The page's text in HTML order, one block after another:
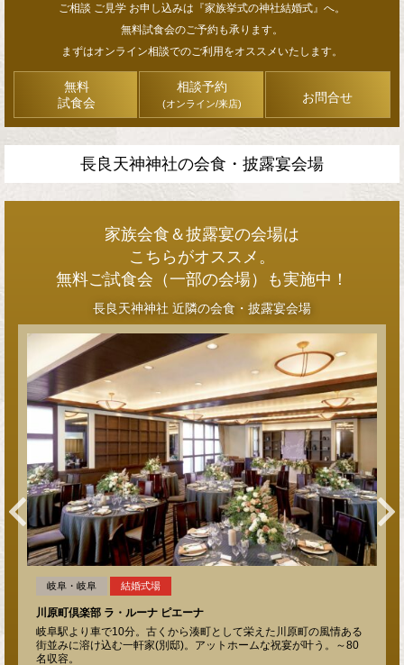
ご相談 ご見学 お申し込みは『家族挙式の神社結婚式』へ。
無料試食会のご予約も承ります。
まずはオンライン相談でのご利用をオススメいたします。
無料
試食会
相談予約
(オンライン/来店) お問合せ
長良天神神社の会食・披露宴会場
家族会食＆披露宴の会場は
こちらがオススメ。
無料ご試食会（一部の会場）も実施中！
長良天神神社 近隣の会食・披露宴会場
岐阜・岐阜 結婚式場
川原町倶楽部 ラ・ルーナ ピエーナ
岐阜駅より車で10分。古くから湊町として栄えた川原町の風情ある
街並みに溶け込む一軒家(別邸)。アットホームな祝宴が叶う。～80
名収容。